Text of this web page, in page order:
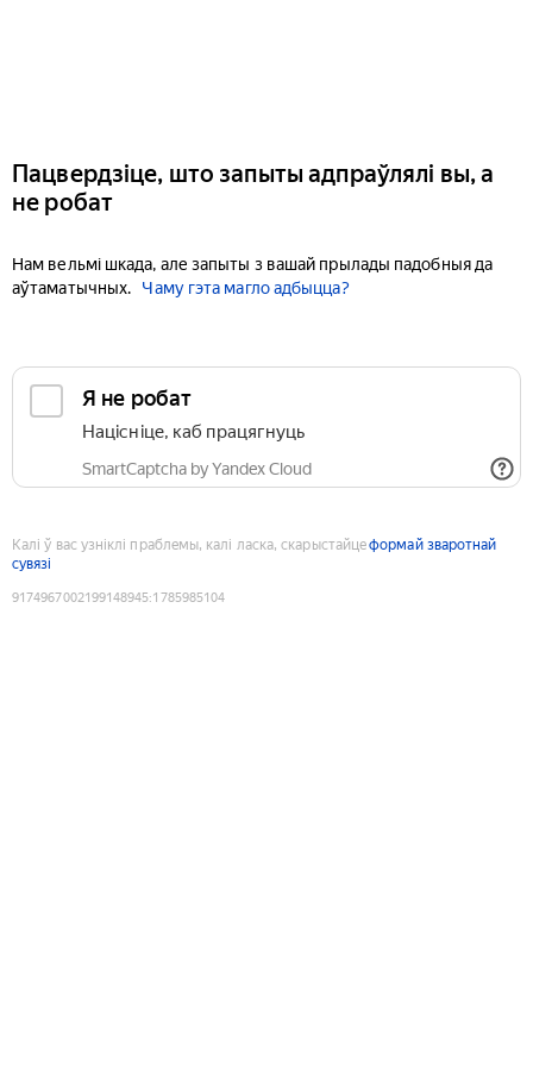
Пацвердзіце, што запыты адпраўлялі вы, а
не робат
Нам вельмі шкада, але запыты з вашай прылады падобныя да
аўтаматычных.
Чаму гэта магло адбыцца?
Я не робат
Націсніце, каб працягнуць
SmartCaptcha by Yandex Cloud
Калі ў вас узніклі праблемы, калі ласка, скарыстайцеформай зваротнай
сувязі
9174967002199148945:1785985104